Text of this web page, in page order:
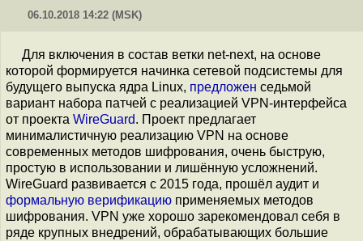
06.10.2018 14:22 (MSK)
Для включения в состав ветки net-next, на основе
которой формируется начинка сетевой подсистемы для
будущего выпуска ядра Linux, предложен седьмой
вариант набора патчей с реализацией VPN-интерфейса
от проекта WireGuard. Проект предлагает
минималистичную реализацию VPN на основе
современных методов шифрования, очень быструю,
простую в использовании и лишённую усложнений.
WireGuard развивается с 2015 года, прошёл аудит и
формальную верификацию применяемых методов
шифрования. VPN уже хорошо зарекомендовал себя в
ряде крупных внедрений, обрабатывающих большие